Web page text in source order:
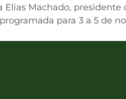
Machado, presidente
para 3 a 5 de